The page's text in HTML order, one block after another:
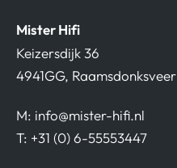
Mister Hifi
Keizersdijk 36
4941GG, Raamsdonksveer
M: info@mister-hifi.nl
T: +31 (0) 6-55553447